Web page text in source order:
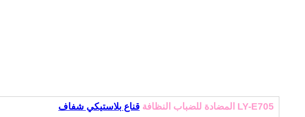
LY-E705 المضادة للضباب النظافة قناع بلاستيكي شفاف